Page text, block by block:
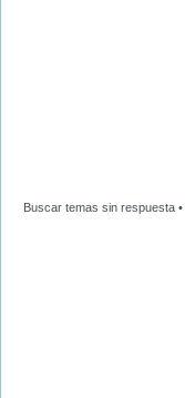
Buscar temas sin respuesta •